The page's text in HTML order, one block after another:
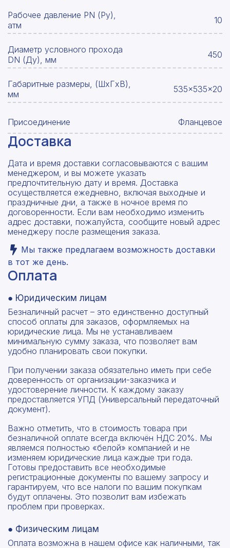
Рабочее давление PN (Ру),
атм
10
Диаметр условного прохода
DN (Ду), мм
450
Габаритные размеры, (ШxГxВ),
мм
535x535x20
Присоединение Фланцевое
Доставка
Дата и время доставки согласовываются с вашим
менеджером, и вы можете указать
предпочтительную дату и время. Доставка
осуществляется ежедневно, включая выходные и
праздничные дни, а также в ночное время по
договоренности. Если вам необходимо изменить
адрес доставки, пожалуйста, сообщите новый адрес
менеджеру после размещения заказа.
Мы также предлагаем возможность доставки
в тот же день.
Оплата
● Юридическим лицам
Безналичный расчет – это единственно доступный
способ оплаты для заказов, оформляемых на
юридические лица. Мы не устанавливаем
минимальную сумму заказа, что позволяет вам
удобно планировать свои покупки.
При получении заказа обязательно иметь при себе
доверенность от организации-заказчика и
удостоверение личности. К каждому заказу
предоставляется УПД (Универсальный передаточный
документ).
Важно отметить, что в стоимость товара при
безналичной оплате всегда включён НДС 20%. Мы
являемся полностью «белой» компанией и не
изменяем юридические лица каждые три года.
Готовы предоставить все необходимые
регистрационные документы по вашему запросу и
гарантируем, что все налоги по вашим покупкам
будут оплачены. Это позволит вам избежать
проблем при проверках.
● Физическим лицам
Оплата возможна в нашем офисе как наличными, так